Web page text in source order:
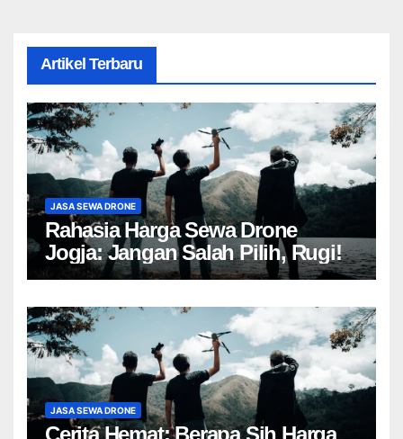
Artikel Terbaru
JASA SEWA DRONE
Rahasia Harga Sewa Drone
Jogja: Jangan Salah Pilih, Rugi!
JASA SEWA DRONE
Cerita Hemat: Berapa Sih Harga